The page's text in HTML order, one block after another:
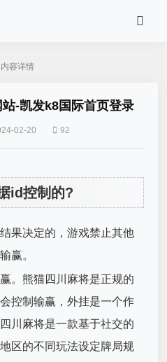
内容详情
-凯发k8国际首页登录
02-20 92
id控制的?
果决定的，游戏禁止其他
赢。
。熊猫四川麻将是正规的
控制输赢，外挂是一个作
川麻将是一款基于社交的
区的不同玩法设定牌局规